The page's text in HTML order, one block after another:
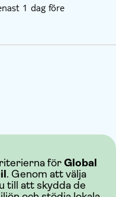
1 dag före
för Global
. Genom att välja
till att skydda de